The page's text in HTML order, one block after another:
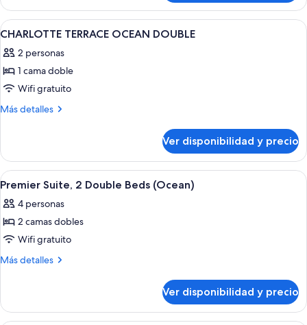
MOUNTAIN
TWIN
Ver
todas
las
fotos
de
CHARLOTTE
DOUBLE
Cubrecamas, caja de seguridad en
2
CHARLOTTE TERRACE OCEAN DOUBLE
2 personas
1 cama doble
Wifi gratuito
Más detalles
Más
TERRACE
OCEAN
DOUBLE
Ver disponibilidad y precio
Ver
todas
las
fotos
de
Premier
Double
Beds
1
Premier Suite, 2 Double Beds (Ocean)
4 personas
2 camas dobles
Wifi gratuito
Más detalles
Más
Suite,
Ver disponibilidad y precio